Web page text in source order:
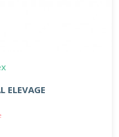
ELEVAGE